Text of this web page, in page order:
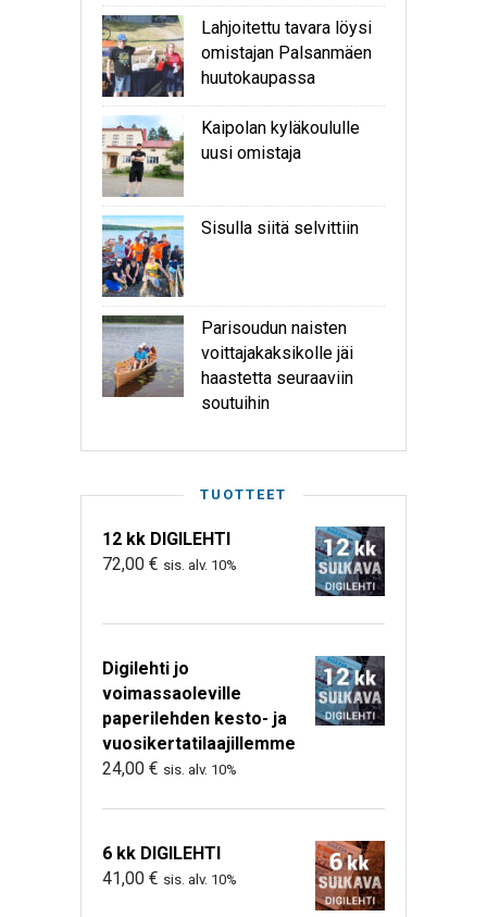
Lahjoitettu tavara löysi
omistajan Palsanmäen
huutokaupassa
Kaipolan kyläkoululle
uusi omistaja
Sisulla siitä selvittiin
Parisoudun naisten
voittajakaksikolle jäi
haastetta seuraaviin
soutuihin
TUOTTEET
12 kk DIGILEHTI
72,00 € sis. alv. 10%
Digilehti jo
voimassaoleville
paperilehden kesto- ja
vuosikertatilaajillemme
24,00 € sis. alv. 10%
6 kk DIGILEHTI
41,00 € sis. alv. 10%